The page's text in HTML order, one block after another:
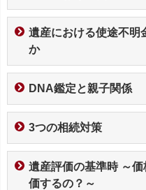
遺産における使途不明
か
DNA鑑定と親子関係
3つの相続対策
遺産評価の基準時 ～
価するの？～